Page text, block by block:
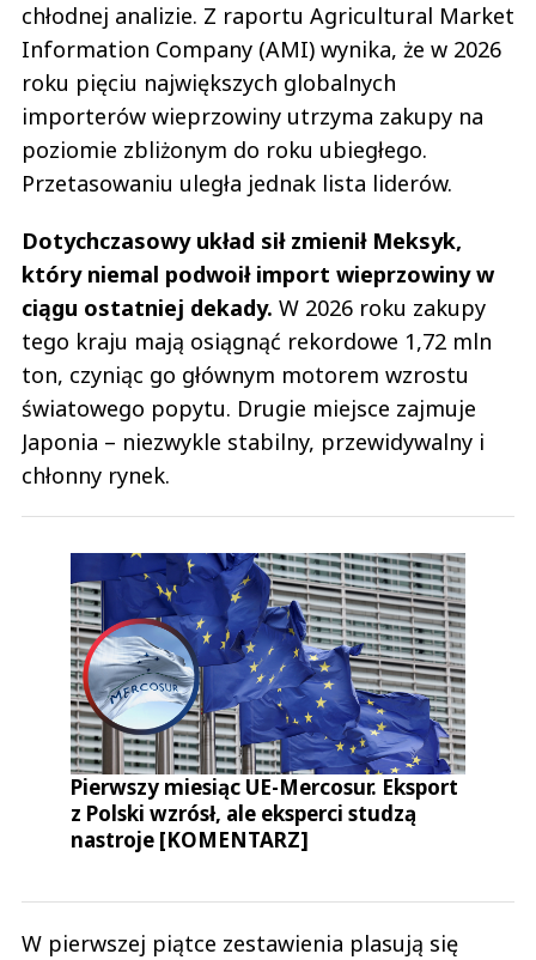
chłodnej analizie. Z raportu Agricultural Market
Information Company (AMI) wynika, że w 2026
roku pięciu największych globalnych
importerów wieprzowiny utrzyma zakupy na
poziomie zbliżonym do roku ubiegłego.
Przetasowaniu uległa jednak lista liderów.
Dotychczasowy układ sił zmienił Meksyk,
który niemal podwoił import wieprzowiny w
ciągu ostatniej dekady. W 2026 roku zakupy
tego kraju mają osiągnąć rekordowe 1,72 mln
ton, czyniąc go głównym motorem wzrostu
światowego popytu. Drugie miejsce zajmuje
Japonia – niezwykle stabilny, przewidywalny i
chłonny rynek.
Pierwszy miesiąc UE-Mercosur. Eksport
z Polski wzrósł, ale eksperci studzą
nastroje [KOMENTARZ]
W pierwszej piątce zestawienia plasują się